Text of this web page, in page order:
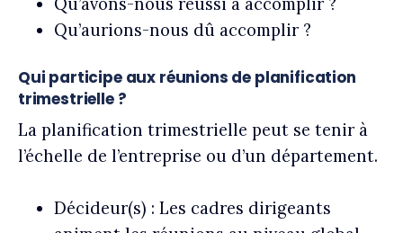
Qu’avons-nous réussi à accomplir ?
Qu’aurions-nous dû accomplir ?
Qui participe aux réunions de planification
trimestrielle ?
La planification trimestrielle peut se tenir à
l’échelle de l’entreprise ou d’un département.
Décideur(s) : Les cadres dirigeants